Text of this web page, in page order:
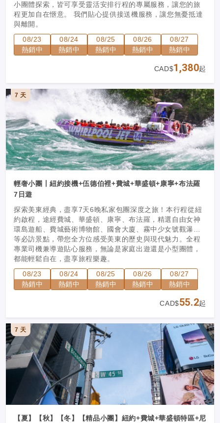
小團體探索，皆可享受靈活安排行程的專屬服務，讓您的旅
程更加自在愜意。 我們貼心提供接送機服務，讓您無憂抵達
與離開。
08/23
熱銷中
08/24
熱銷中
08/25
熱銷中
08/26
熱銷中
08/27
熱銷中
CAD$1,380起
7 天
輕奢小團丨紐約接機+伍德伯裡+費城+華盛頓+康寧+布法羅
7日遊
探索美東經典，盡享7天6晚私家包團深度之旅！本行程從紐
約啟程，途經費城、華盛頓、康寧、布法羅，精選自由女神
環島遊船、費城藝術博物館、國會大廈、霧中少女號觀瀑船
等必訪景點，帶您全方位感受美東的歷史與現代魅力。全程
專業司機兼導遊貼心服務，無論是家庭出遊還是小型團體，
都能輕鬆自在，盡享旅程樂趣。
08/23
熱銷中
08/24
熱銷中
08/25
熱銷中
08/26
熱銷中
08/27
熱銷中
CAD$55.2起
7 天
【夏】【秋】【冬】【精品小團】紐約+費城+華盛頓特區+尼